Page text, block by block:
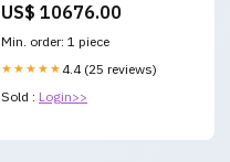
Sweater Madras plaid
US$ 10676.00
Min. order: 1 piece
★★★★★ 4.4 (25 reviews)
Sold : Login>>